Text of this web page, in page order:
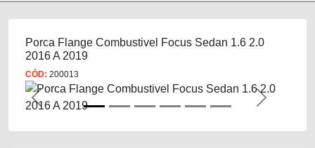
Porca Flange Combustivel Focus Sedan 1.6 2.0
2016 A 2019
CÓD: 200013
Previous Next